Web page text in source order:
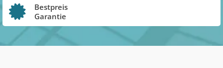
Bestpreis
Garantie